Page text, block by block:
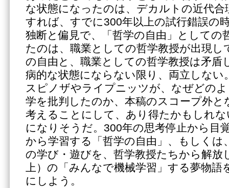
な状態になったのは、デカルトの近代合
すれば、すでに300年以上の試行錯誤の
独断と偏見で、「哲学の自由」としての
たのは、職業としての哲学教授が出現し
の自由と、職業としての哲学教授は矛盾
病的な状態にならない限り、両立しない
スピノザやライプニッツが、なぜどの
学を批判したのか、本稿のスコープ外と
考えることにして、あり得たかもしれ
になりそうだ。300年の思考停止から目
から学習する「哲学の自由」、もしくは
の学び・遊びを、哲学教授たちから解放
上）の「みんなで機械学習」する夢物語
にしよう。